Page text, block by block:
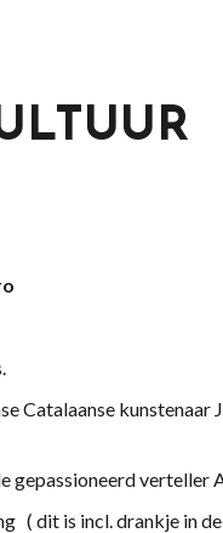
Catalaanse
gepassioneerd verteller
( dit is incl. drankje in de